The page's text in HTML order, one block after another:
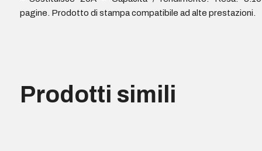
pagine. Prodotto di stampa compatibile ad alte prestazioni.
Prodotti simili